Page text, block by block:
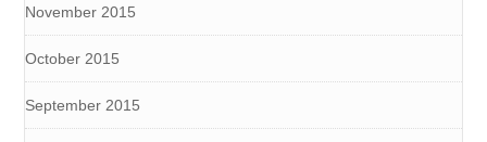
November 2015
October 2015
September 2015